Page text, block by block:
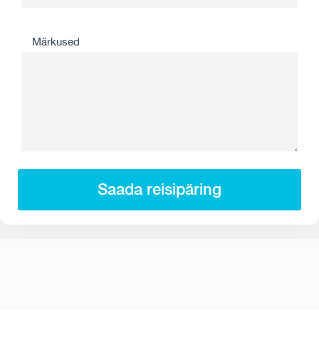
Märkused
Saada reisipäring